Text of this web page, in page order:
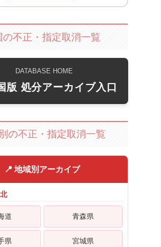
の不正・指定取消一覧
DATABASE HOME
版 処分アーカイブ入口
の不正・指定取消一覧
📍 地域別アーカイブ
道 青森県
県 宮城県